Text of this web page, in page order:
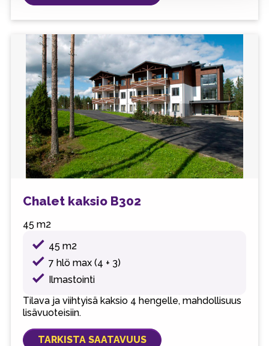
Chalet kaksio B302
45 m2
45 m2
7 hlö max (4 + 3)
Ilmastointi
Tilava ja viihtyisä kaksio 4 hengelle, mahdollisuus
lisävuoteisiin.
TARKISTA SAATAVUUS